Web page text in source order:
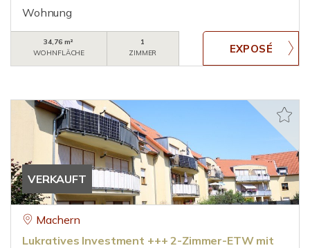
Wohnung
34,76 m²
WOHNFLÄCHE
1
ZIMMER
VERKAUFT
Machern
Lukratives Investment +++ 2-Zimmer-ETW mit